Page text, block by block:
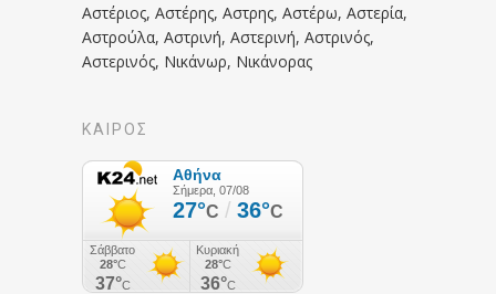
Αστέριος, Αστέρης, Αστρης, Αστέρω, Αστερία,
Αστρούλα, Αστρινή, Αστερινή, Αστρινός,
Αστερινός, Νικάνωρ, Νικάνορας
ΚΑΙΡΟΣ